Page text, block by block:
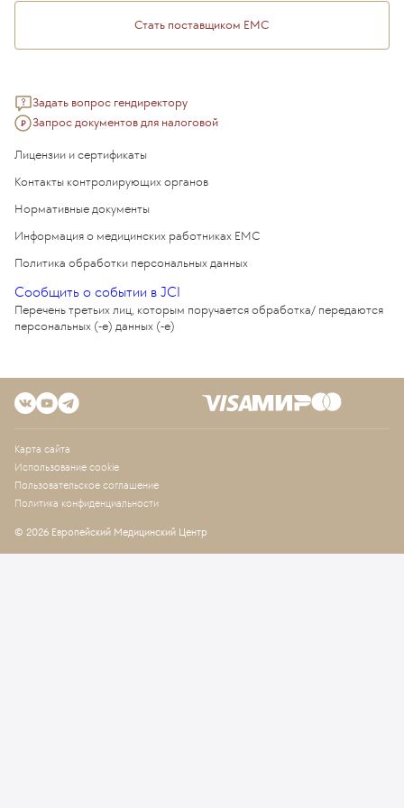
Стать поставщиком ЕМС
Задать вопрос гендиректору
Запрос документов для налоговой
Лицензии и сертификаты
Контакты контролирующих органов
Нормативные документы
Информация о медицинских работниках EMC
Политика обработки персональных данных
Сообщить о событии в JCI
Перечень третьих лиц, которым поручается обработка/ передаются
персональных (-е) данных (-е)
Карта сайта
Использование cookie
Пользовательское соглашение
Политика конфиденциальности
© 2026 Европейский Медицинский Центр